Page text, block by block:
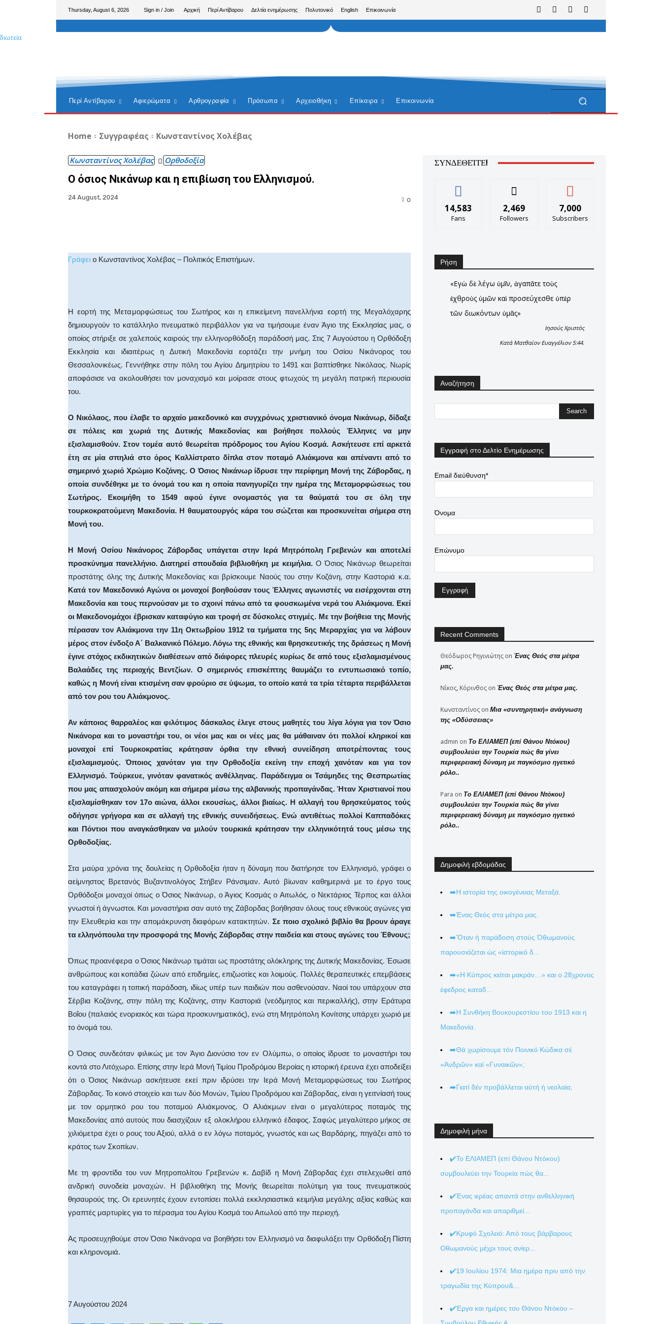
Thursday, August 6, 2026 Sign in / Join Αρχική Περί Αντίβαρου Δελτία ενημέρωσης Πολυτονικό English Επικοινωνία
Περί Αντίβαρου Αφιερώματα Αρθρογραφία Πρόσωπα Αρχειοθήκη Επίκαιρα Επικοινωνία
Home Συγγραφέας Κωνσταντίνος Χολέβας
Κωνσταντίνος Χολέβας Ορθοδοξία
Ο όσιος Νικάνωρ και η επιβίωση του Ελληνισμού.
24 August, 2024 0
Γράφει ο Κωνσταντίνος Χολέβας – Πολιτικός Επιστήμων.
Η εορτή της Μεταμορφώσεως του Σωτήρος και η επικείμενη πανελλήνια εορτή της Μεγαλόχαρης
δημιουργούν το κατάλληλο πνευματικό περιβάλλον για να τιμήσουμε έναν Άγιο της Εκκλησίας μας, ο
οποίος στήριξε σε χαλεπούς καιρούς την ελληνορθόδοξη παράδοσή μας. Στις 7 Αυγούστου η Ορθόδοξη
Εκκλησία και ιδιαιτέρως η Δυτική Μακεδονία εορτάζει την μνήμη του Οσίου Νικάνορος του
Θεσσαλονικέως. Γεννήθηκε στην πόλη του Αγίου Δημητρίου το 1491 και βαπτίσθηκε Νικόλαος. Νωρίς
αποφάσισε να ακολουθήσει τον μοναχισμό και μοίρασε στους φτωχούς τη μεγάλη πατρική περιουσία
του.
Ο Νικόλαος, που έλαβε το αρχαίο μακεδονικό και συγχρόνως χριστιανικό όνομα Νικάνωρ, δίδαξε
σε πόλεις και χωριά της Δυτικής Μακεδονίας και βοήθησε πολλούς Έλληνες να μην
εξισλαμισθούν. Στον τομέα αυτό θεωρείται πρόδρομος του Αγίου Κοσμά. Ασκήτευσε επί αρκετά
έτη σε μία σπηλιά στο όρος Καλλίστρατο δίπλα στον ποταμό Αλιάκμονα και απέναντι από το
σημερινό χωριό Χρώμιο Κοζάνης. Ο Όσιος Νικάνωρ ίδρυσε την περίφημη Μονή της Ζάβορδας, η
οποία συνδέθηκε με το όνομά του και η οποία πανηγυρίζει την ημέρα της Μεταμορφώσεως του
Σωτήρος. Εκοιμήθη το 1549 αφού έγινε ονομαστός για τα θαύματά του σε όλη την
τουρκοκρατούμενη Μακεδονία. Η θαυματουργός κάρα του σώζεται και προσκυνείται σήμερα στη
Μονή του.
Η Μονή Οσίου Νικάνορος Ζάβορδας υπάγεται στην Ιερά Μητρόπολη Γρεβενών και αποτελεί
προσκύνημα πανελλήνιο. Διατηρεί σπουδαία βιβλιοθήκη με κειμήλια.Ο Όσιος Νικάνωρ θεωρείται
προστάτης όλης της Δυτικής Μακεδονίας και βρίσκουμε Ναούς του στην Κοζάνη, στην Καστοριά κ.α.
Κατά τον Μακεδονικό Αγώνα οι μοναχοί βοηθούσαν τους Έλληνες αγωνιστές να εισέρχονται στη
Μακεδονία και τους περνούσαν με το σχοινί πάνω από τα φουσκωμένα νερά του Αλιάκμονα. Εκεί
οι Μακεδονομάχοι έβρισκαν καταφύγιο και τροφή σε δύσκολες στιγμές. Με την βοήθεια της Μονής
πέρασαν τον Αλιάκμονα την 11η Οκτωβρίου 1912 τα τμήματα της 5ης Μεραρχίας για να λάβουν
μέρος στον ένδοξο Α΄ Βαλκανικό Πόλεμο. Λόγω της εθνικής και θρησκευτικής της δράσεως η Μονή
έγινε στόχος εκδικητικών διαθέσεων από διάφορες πλευρές κυρίως δε από τους εξισλαμισμένους
Βαλαάδες της περιοχής Βεντζίων. Ο σημερινός επισκέπτης θαυμάζει το εντυπωσιακό τοπίο,
καθώς η Μονή είναι κτισμένη σαν φρούριο σε ύψωμα, το οποίο κατά τα τρία τέταρτα περιβάλλεται
από τον ρου του Αλιάκμονος.
Αν κάποιος θαρραλέος και φιλότιμος δάσκαλος έλεγε στους μαθητές του λίγα λόγια για τον Όσιο
Νικάνορα και το μοναστήρι του, οι νέοι μας και οι νέες μας θα μάθαιναν ότι πολλοί κληρικοί και
μοναχοί επί Τουρκοκρατίας κράτησαν όρθια την εθνική συνείδηση αποτρέποντας τους
εξισλαμισμούς. Όποιος χανόταν για την Ορθοδοξία εκείνη την εποχή χανόταν και για τον
Ελληνισμό. Τούρκευε, γινόταν φανατικός ανθέλληνας. Παράδειγμα οι Τσάμηδες της Θεσπρωτίας
που μας απασχολούν ακόμη και σήμερα μέσω της αλβανικής προπαγάνδας. Ήταν Χριστιανοί που
εξισλαμίσθηκαν τον 17ο αιώνα, άλλοι εκουσίως, άλλοι βιαίως. Η αλλαγή του θρησκεύματος τούς
οδήγησε γρήγορα και σε αλλαγή της εθνικής συνειδήσεως. Ενώ αντιθέτως πολλοί Καππαδόκες
και Πόντιοι που αναγκάσθηκαν να μιλούν τουρκικά κράτησαν την ελληνικότητά τους μέσω της
Ορθοδοξίας.
Στα μαύρα χρόνια της δουλείας η Ορθοδοξία ήταν η δύναμη που διατήρησε τον Ελληνισμό, γράφει ο
αείμνηστος Βρετανός Βυζαντινολόγος Στήβεν Ράνσιμαν. Αυτό βίωναν καθημερινά με το έργο τους
Ορθόδοξοι μοναχοί όπως ο Όσιος Νικάνωρ, ο Άγιος Κοσμάς ο Αιτωλός, ο Νεκτάριος Τέρπος και άλλοι
γνωστοί ή άγνωστοι. Και μοναστήρια σαν αυτό της Ζάβορδας βοήθησαν όλους τους εθνικούς αγώνες για
την Ελευθερία και την απομάκρυνση διαφόρων κατακτητών. Σε ποιο σχολικό βιβλίο θα βρουν άραγε
τα ελληνόπουλα την προσφορά της Μονής Ζάβορδας στην παιδεία και στους αγώνες του Έθνους;
Όπως προανέφερα ο Όσιος Νικάνωρ τιμάται ως προστάτης ολόκληρης της Δυτικής Μακεδονίας. Έσωσε
ανθρώπους και κοπάδια ζώων από επιδημίες, επιζωοτίες και λοιμούς. Πολλές θεραπευτικές επεμβάσεις
του καταγράφει η τοπική παράδοση, ιδίως υπέρ των παιδιών που ασθενούσαν. Ναοί του υπάρχουν στα
Σέρβια Κοζάνης, στην πόλη της Κοζάνης, στην Καστοριά (νεόδμητος και περικαλλής), στην Εράτυρα
Βοΐου (παλαιός ενοριακός και τώρα προσκυνηματικός), ενώ στη Μητρόπολη Κονίτσης υπάρχει χωριό με
το όνομά του.
Ο Όσιος συνδεόταν φιλικώς με τον Άγιο Διονύσιο τον εν Ολύμπω, ο οποίος ίδρυσε το μοναστήρι του
κοντά στο Λιτόχωρο. Επίσης στην Ιερά Μονή Τιμίου Προδρόμου Βεροίας η ιστορική έρευνα έχει αποδείξει
ότι ο Όσιος Νικάνωρ ασκήτευσε εκεί πριν ιδρύσει την Ιερά Μονή Μεταμορφώσεως του Σωτήρος
Ζάβορδας. Το κοινό στοιχείο και των δύο Μονών, Τιμίου Προδρόμου και Ζάβορδας, είναι η γειτνίασή τους
με τον ορμητικό ρου του ποταμού Αλιάκμονος. Ο Αλιάκμων είναι ο μεγαλύτερος ποταμός της
Μακεδονίας από αυτούς που διασχίζουν εξ ολοκλήρου ελληνικό έδαφος. Σαφώς μεγαλύτερο μήκος σε
χιλιόμετρα έχει ο ρους του Αξιού, αλλά ο εν λόγω ποταμός, γνωστός και ως Βαρδάρης, πηγάζει από το
κράτος των Σκοπίων.
Με τη φροντίδα του νυν Μητροπολίτου Γρεβενών κ. Δαβίδ η Μονή Ζάβορδας έχει στελεχωθεί από
ανδρική συνοδεία μοναχών. Η βιβλιοθήκη της Μονής θεωρείται πολύτιμη για τους πνευματικούς
θησαυρούς της. Οι ερευνητές έχουν εντοπίσει πολλά εκκλησιαστικά κειμήλια μεγάλης αξίας καθώς και
γραπτές μαρτυρίες για το πέρασμα του Αγίου Κοσμά του Αιτωλού από την περιοχή.
Ας προσευχηθούμε στον Όσιο Νικάνορα να βοηθήσει τον Ελληνισμό να διαφυλάξει την Ορθόδοξη Πίστη
και κληρονομιά.
7 Αυγούστου 2024
ΣΥΝΔΕΘΕΊΤΕ!
14,583
Fans
2,469
Followers
7,000
Subscribers
Ρήση
«Εγὼ δὲ λέγω ὑμῖν, ἀγαπᾶτε τοὺς
ἐχθροὺς ὑμῶν καὶ προσεύχεσθε ὑπὲρ
τῶν διωκόντων ὑμᾶς»
Ιησούς Χριστός
Κατά Ματθαίον Ευαγγέλιον 5:44.
Αναζήτηση
Εγγραφή στο Δελτίο Ενημέρωσης
Email διεύθυνση*
Όνομα
Επώνυμο
Recent Comments
Θεόδωρος Ρηγινιώτης on Ένας Θεός στα μέτρα
μας.
Νίκος, Κόρινθος on Ένας Θεός στα μέτρα μας.
Κωνσταντίνος on Μια «συντηρητική» ανάγνωση
της «Οδύσσειας»
admin on Το ΕΛΙΑΜΕΠ (επί Θάνου Ντόκου)
συμβουλεύει την Τουρκία πώς θα γίνει
περιφερειακή δύναμη με παγκόσμιο ηγετικό
ρόλο..
Para on Το ΕΛΙΑΜΕΠ (επί Θάνου Ντόκου)
συμβουλεύει την Τουρκία πώς θα γίνει
περιφερειακή δύναμη με παγκόσμιο ηγετικό
ρόλο..
Δημοφιλή εβδομάδας
➡️Η ιστορία της οικογένειας Μεταξά.
➡️Ένας Θεός στα μέτρα μας.
➡️Ὅταν ἡ παράδοση στούς Ὀθωμανούς
παρουσιάζεται ὡς «ἱστορικό δ...
➡️«Η Κύπρος κείται μακράν…» και ο 28χρονος
έφεδρος καταδ...
➡️Η Συνθήκη Βουκουρεστίου του 1913 και η
Μακεδονία.
➡️Θά χωρίσουμε τόν Ποινικό Κώδικα σέ
«Ἀνδρῶν» καί «Γυναικῶν»;
➡️Γιατί δέν προβάλλεται αὐτή ἡ νεολαία;
Δημοφιλή μήνα
✔️Το ΕΛΙΑΜΕΠ (επί Θάνου Ντόκου)
συμβουλεύει την Τουρκία πώς θα...
✔️Ένας ιερέας απαντά στην ανθελληνική
προπαγάνδα και απαριθμεί...
✔️Κρυφό Σχολειό: Από τους βάρβαρους
Οθωμανούς μέχρι τους ανίερ...
✔️19 Ιουλίου 1974: Μια ημέρα πριν από την
τραγωδία της Κύπρου&...
✔️Έργα και ημέρες του Θάνου Ντόκου –